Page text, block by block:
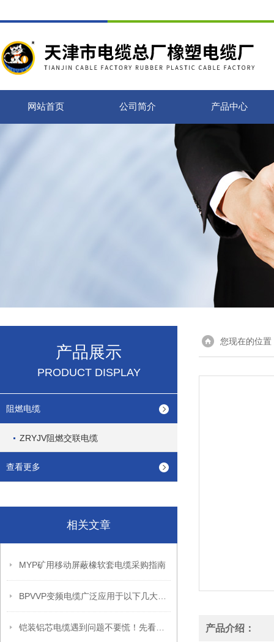
网站首页 公司简介 产品中心
产品展示
PRODUCT DISPLAY
阻燃电缆
ZRYJV阻燃交联电缆
查看更多
相关文章
MYP矿用移动屏蔽橡软套电缆采购指南
您现在的位置
产品介绍：